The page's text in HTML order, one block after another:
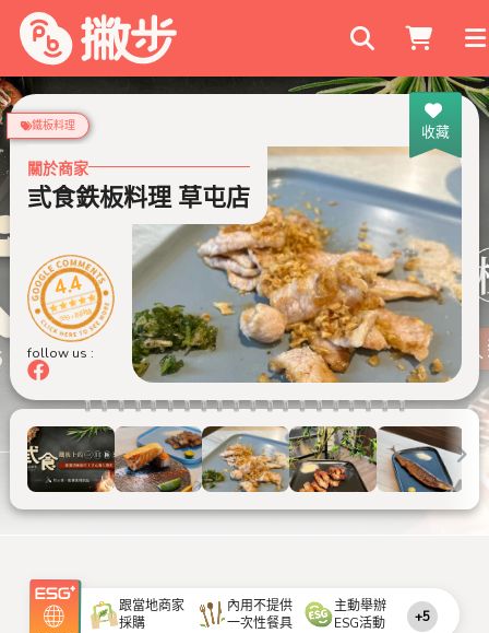
搜尋商家
收藏
鐵板料理
關於商家
弎食鉄板料理 草屯店
4.4
999+ 則評論
follow us :
跟當地商家
採購
內用不提供
一次性餐具
主動舉辦
ESG活動
+5